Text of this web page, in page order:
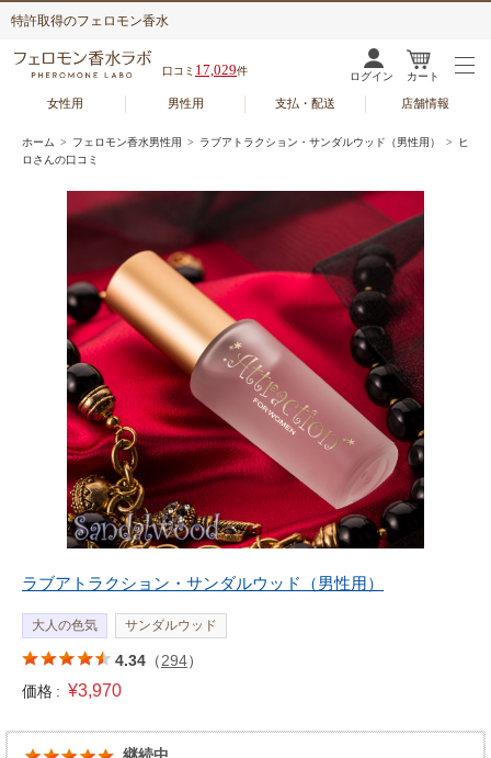
特許取得のフェロモン香水
口コミ 17,029件 ログイン カート
女性用 男性用 支払・配送 店舗情報
ホーム > フェロモン香水男性用 > ラブアトラクション・サンダルウッド（男性用）
> ヒ
ロさんの口コミ
ラブアトラクション・サンダルウッド（男性用）
大人の色気 サンダルウッド
4.34 （294）
価格 : ¥3,970